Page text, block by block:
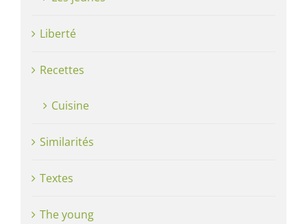
Liberté
Recettes
Cuisine
Similarités
Textes
The young